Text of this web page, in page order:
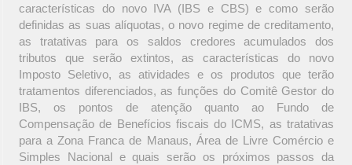
características do novo IVA (IBS e CBS) e como serão
definidas as suas alíquotas, o novo regime de creditamento,
as tratativas para os saldos credores acumulados dos
tributos que serão extintos, as características do novo
Imposto Seletivo, as atividades e os produtos que terão
tratamentos diferenciados, as funções do Comitê Gestor do
IBS, os pontos de atenção quanto ao Fundo de
Compensação de Benefícios fiscais do ICMS, as tratativas
para a Zona Franca de Manaus, Área de Livre Comércio e
Simples Nacional e quais serão os próximos passos da